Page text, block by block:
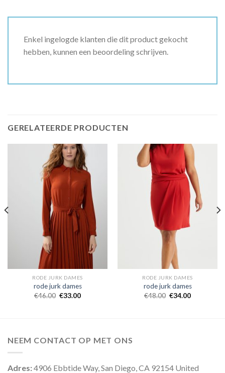
Enkel ingelogde klanten die dit product gekocht
hebben, kunnen een beoordeling schrijven.
GERELATEERDE PRODUCTEN
RODE JURK DAMES
rode jurk dames
€46.00 €33.00
RODE JURK DAMES
rode jurk dames
€48.00 €34.00
NEEM CONTACT OP MET ONS
Adres:4906 Ebbtide Way, San Diego, CA 92154 United